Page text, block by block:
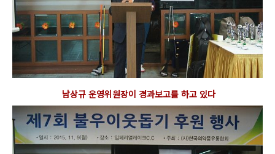
남상규 운영위원장이 경과보고를 하고 있다